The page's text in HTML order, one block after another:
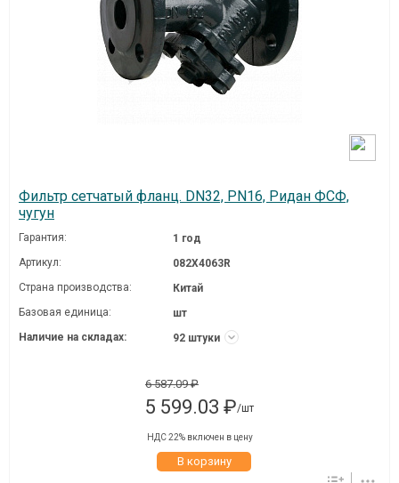
Фильтр сетчатый фланц. DN32, PN16, Ридан ФСФ,
чугун
Гарантия:
1 год
Артикул:
082X4063R
Страна производства:
Китай
Базовая единица:
шт
Наличие на складах:
92 штуки
6 587.09 ₽
5 599.03 ₽/шт
НДС 22% включен в цену
В корзину